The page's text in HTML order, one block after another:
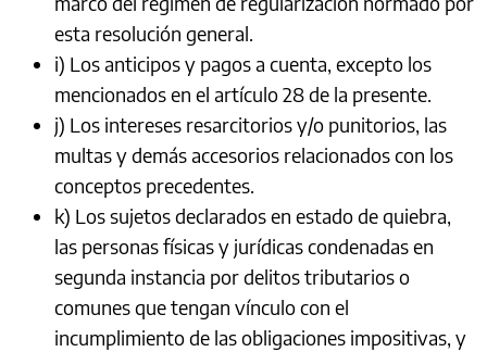
esta resolución general.
i) Los anticipos y pagos a cuenta, excepto los
mencionados en el artículo 28 de la presente.
j) Los intereses resarcitorios y/o punitorios, las
multas y demás accesorios relacionados con los
conceptos precedentes.
k) Los sujetos declarados en estado de quiebra,
las personas físicas y jurídicas condenadas en
segunda instancia por delitos tributarios o
comunes que tengan vínculo con el
incumplimiento de las obligaciones impositivas, y